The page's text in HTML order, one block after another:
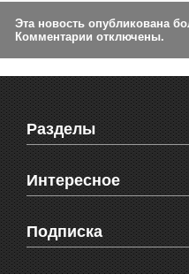
Эта новость опубликована
Комментарии отключены.
Разделы
Новости Феодосии
Новости Крыма
Мировые новости
Объявления
Здоровье
Интересное
Видео о Феодосии
Веб-камеры Феодосии
Блоги феодосийцев
Подписка
Печатная версия газеты